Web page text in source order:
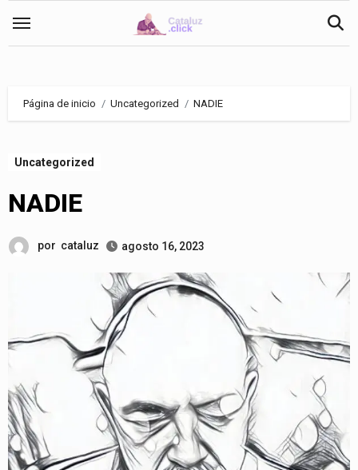
Página de inicio Uncategorized NADIE
Uncategorized
NADIE
por cataluz agosto 16, 2023